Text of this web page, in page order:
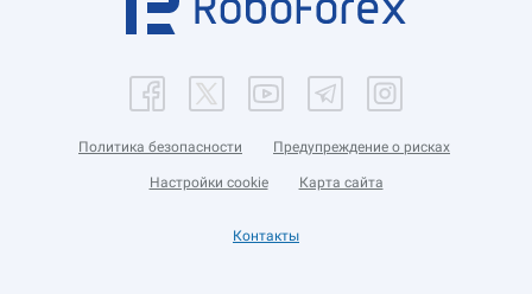
Политика безопасности Предупреждение о рисках
Настройки cookie Карта сайта
Контакты